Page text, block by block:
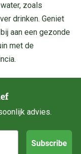
zoals
drinken. Geniet
aan een gezonde
met de
advies.
Subscribe